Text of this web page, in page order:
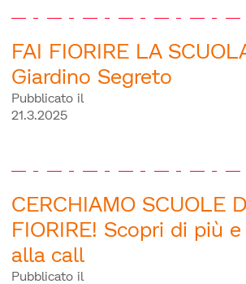
FAI FIORIRE LA
Giardino Segreto
Pubblicato il
21.3.2025
CERCHIAMO SCUOLE
FIORIRE! Scopri di più e
alla call
Pubblicato il